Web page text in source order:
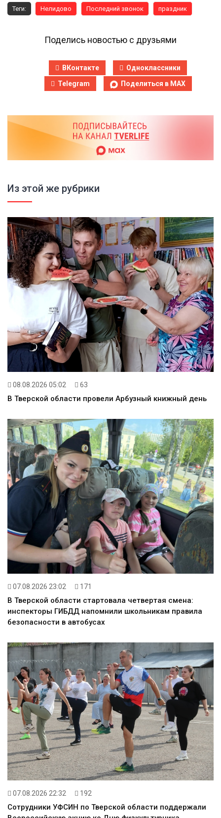
Теги: Нелидово Последний звонок праздник
Поделись новостью с друзьями
ВКонтакте
Одноклассники
Telegram
Поделиться в MAX
Из этой же рубрики
08.08.2026 05:02 63
В Тверской области провели Арбузный книжный день
07.08.2026 23:02 171
В Тверской области стартовала четвертая смена:
инспекторы ГИБДД напомнили школьникам правила
безопасности в автобусах
07.08.2026 22:32 192
Сотрудники УФСИН по Тверской области поддержали